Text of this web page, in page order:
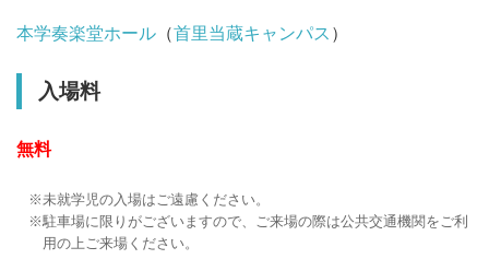
本学奏楽堂ホール （首里当蔵キャンパス ）
入場料
無料
未就学児の入場はご遠慮ください。
駐車場に限りがございますので、ご来場の際は公共交通機関をご利
用の上ご来場ください。